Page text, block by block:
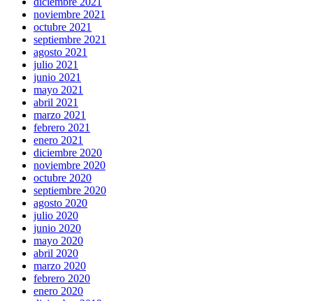
noviembre 2021
octubre 2021
septiembre 2021
agosto 2021
julio 2021
junio 2021
mayo 2021
abril 2021
marzo 2021
febrero 2021
enero 2021
diciembre 2020
noviembre 2020
octubre 2020
septiembre 2020
agosto 2020
julio 2020
junio 2020
mayo 2020
abril 2020
marzo 2020
febrero 2020
enero 2020